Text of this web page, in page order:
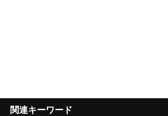
関連キーワード